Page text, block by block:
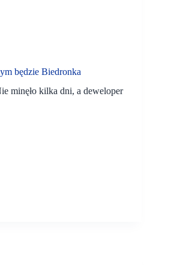
będzie Biedronka
minęło kilka dni, a deweloper